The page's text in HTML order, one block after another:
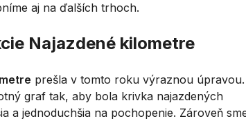
aj na ďalších trhoch.
Najazdené kilometre
prešla v tomto roku výraznou úpravou.
graf tak, aby bola krivka najazdených
a jednoduchšia na pochopenie. Zároveň